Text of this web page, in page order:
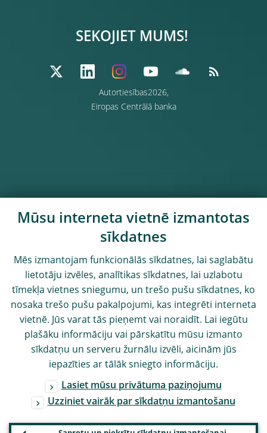
Autortiesības2026,
Eiropas Centrālā banka
SEKOJIET MUMS!
Mūsu interneta vietnē izmantotas
sīkdatnes
Mēs izmantojam funkcionālās sīkdatnes, lai saglabātu
lietotāju izvēles, analītikas sīkdatnes, lai uzlabotu
tīmekļa vietnes sniegumu, un trešo pušu sīkdatnes, ko
nosaka trešo pušu pakalpojumi, kas integrēti interneta
vietnē. Jūs varat tās pieņemt vai noraidīt. Lai iegūtu
plašāku informāciju vai pārskatītu mūsu izmanto
sīkdatņu un serveru žurnālu izvēli, aicinām jūs
iepazīties ar tālāk sniegto informāciju.
Lasiet mūsu privātuma paziņojumu
Uzziniet vairāk par sīkdatņu izmantošanu